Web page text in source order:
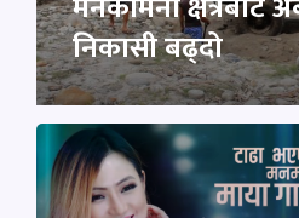
निकासी बढ्दो